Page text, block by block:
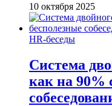
10 октября 2025
HR-беседы
Система
как на 90%